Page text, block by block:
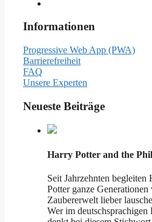
Informationen
Progressive Web App (PWA)
Barrierefreiheit
FAQ
Unsere Experten
Neueste Beiträge
Harry Potter and the
Seit Jahrzehnten
Potter ganze Generationen
Zaubererwelt lieber
Wer im deutschsprachigen